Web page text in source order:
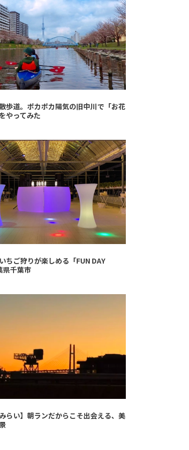
歩道。ポカポカ陽気の旧中川で「お花
やってみた
ちご狩りが楽しめる「FUN DAY
県千葉市
らい】朝ランだからこそ出会える、美